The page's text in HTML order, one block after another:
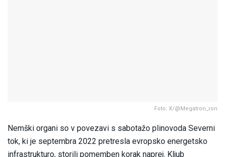
Foto: X/@Megatron_ron
Nemški organi so v povezavi s sabotažo plinovoda Severni
tok, ki je septembra 2022 pretresla evropsko energetsko
infrastrukturo, storili pomemben korak naprej. Kljub